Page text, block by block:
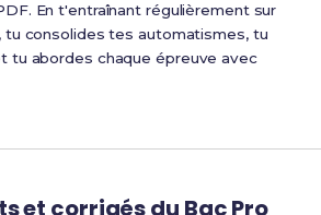
En t'entraînant régulièrement sur
consolides tes automatismes, tu
tu abordes chaque épreuve avec
et corrigés du Bac Pro